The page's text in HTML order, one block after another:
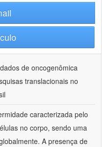
de oncogenômica
translacionais no
caracterizada pelo
no corpo, sendo uma
A presença de